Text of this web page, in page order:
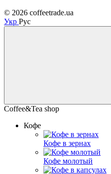
© 2026 coffeetrade.ua
Укр Рус
Coffee&Tea shop
Кофе
Кофе в зернах
Кофе молотый